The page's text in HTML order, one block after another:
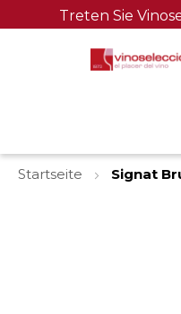
Treten Sie
Startseite
Signat